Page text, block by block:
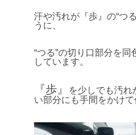
汗や汚れが『歩』の“つ
うに、
“つる”の切り口部分を
しています。
『歩』
を少しでも汚れ
い部分にも手間をかけ